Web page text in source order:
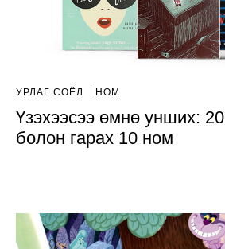
УРЛАГ СОЁЛ НОМ
Үзэхээсээ өмнө унших:
болон гарах 10 ном